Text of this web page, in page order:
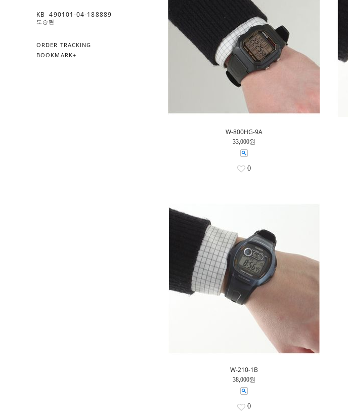
KB  490101-04-188889
도승현
ORDER TRACKING
BOOKMARK+
W-800HG-9A
33,000원
0
W-210-1B
38,000원
0